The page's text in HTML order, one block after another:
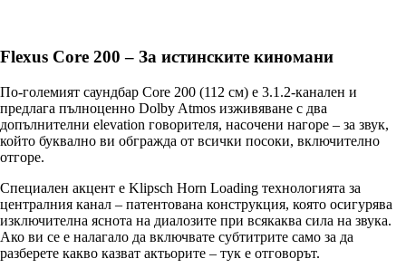
Flexus Core 200 – За истинските киномани
По-големият саундбар Core 200 (112 см) е 3.1.2-канален и
предлага пълноценно Dolby Atmos изживяване с два
допълнителни elevation говорителя, насочени нагоре – за звук,
който буквално ви обгражда от всички посоки, включително
отгоре.
Специален акцент е Klipsch Horn Loading технологията за
централния канал – патентована конструкция, която осигурява
изключителна яснота на диалозите при всякаква сила на звука.
Ако ви се е налагало да включвате субтитрите само за да
разберете какво казват актьорите – тук е отговорът.